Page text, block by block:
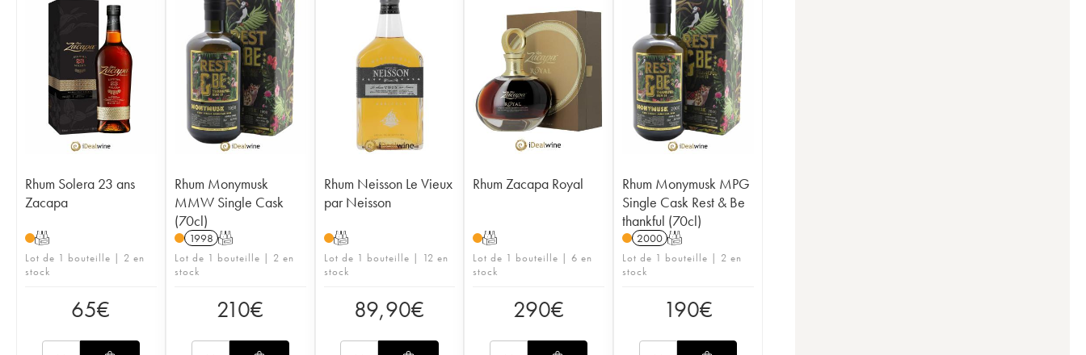
Rhum Solera 23 ans
Zacapa
T
Lot de 1 bouteille | 2 en
stock
65€
Rhum Monymusk
MMW Single Cask
(70cl)
1998 T
Lot de 1 bouteille | 2 en
stock
210€
Rhum Neisson Le Vieux
par Neisson
T
Lot de 1 bouteille | 12 en
stock
89,90€
Rhum Zacapa Royal
T
Lot de 1 bouteille | 6 en
stock
290€
Rhum Monymusk MPG
Single Cask Rest & Be
thankful (70cl)
2000 T
Lot de 1 bouteille | 2 en
stock
190€